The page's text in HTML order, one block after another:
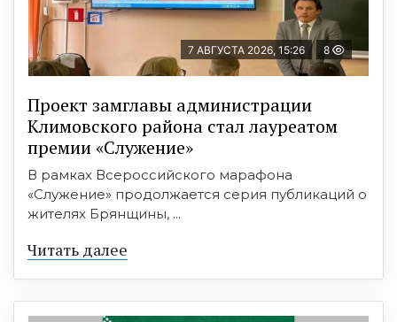
7 АВГУСТА 2026, 15:26 8
Проект замглавы администрации
Климовского района стал лауреатом
премии «Служение»
В рамках Всероссийского марафона
«Служение» продолжается серия публикаций о
жителях Брянщины, ...
Читать далее